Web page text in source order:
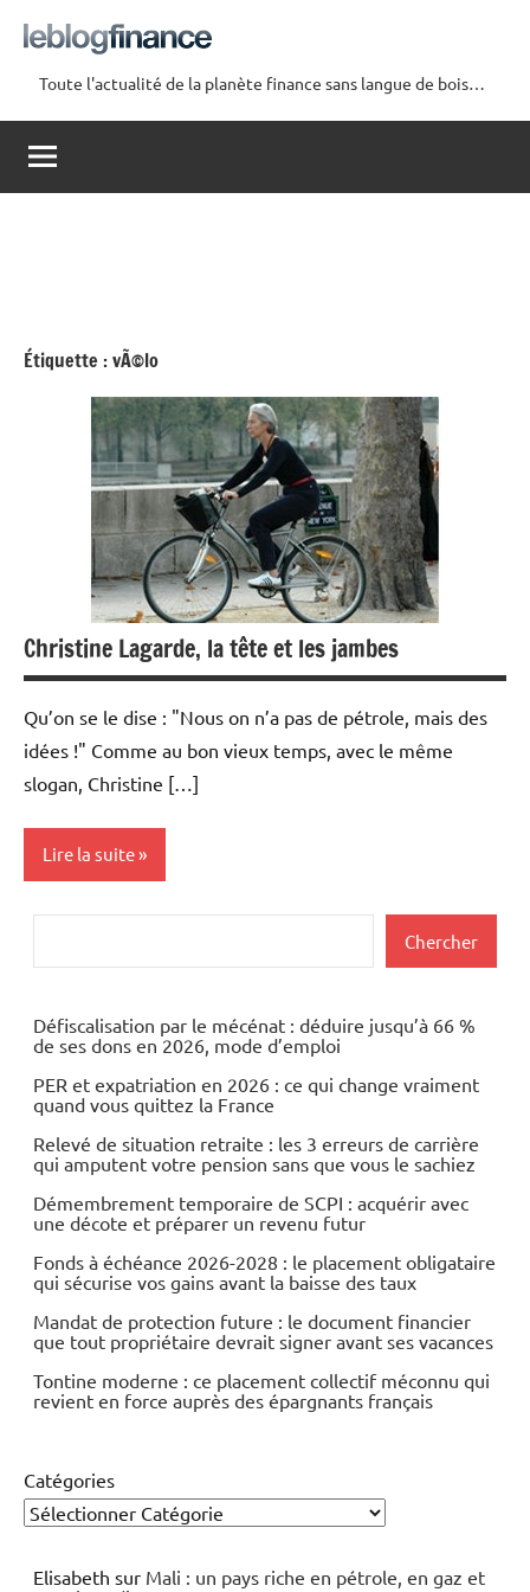
contenu
Le
Blog
Finance
Toute l'actualité de la planète finance sans langue de bois…
Étiquette :vÃ©lo
Christine Lagarde, la tête et les jambes
Qu’on se le dise : "Nous on n’a pas de pétrole, mais des
idées !" Comme au bon vieux temps, avec le même
slogan, Christine […]
Lire la suite
Energies
Idées
nouvelles
Chercher
Défiscalisation par le mécénat : déduire jusqu’à 66 %
de ses dons en 2026, mode d’emploi
PER et expatriation en 2026 : ce qui change vraiment
quand vous quittez la France
Relevé de situation retraite : les 3 erreurs de carrière
qui amputent votre pension sans que vous le sachiez
Démembrement temporaire de SCPI : acquérir avec
une décote et préparer un revenu futur
Fonds à échéance 2026-2028 : le placement obligataire
qui sécurise vos gains avant la baisse des taux
Mandat de protection future : le document financier
que tout propriétaire devrait signer avant ses vacances
Tontine moderne : ce placement collectif méconnu qui
revient en force auprès des épargnants français
Catégories
Elisabeth sur Mali : un pays riche en pétrole, en gaz et